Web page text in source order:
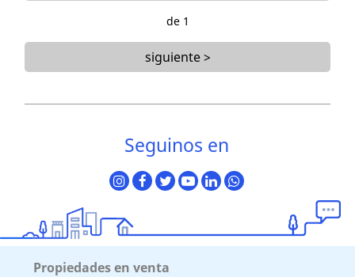
de 1
siguiente >
Seguinos en
Propiedades en venta